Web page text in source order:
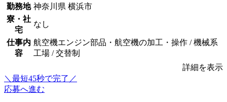
勤務地 神奈川県 横浜市
寮・社
宅
なし
仕事内
容
航空機エンジン部品・航空機の加工・操作 / 機械系
工場 / 交替制
詳細を表示
＼最短45秒で完了／
応募へ進む